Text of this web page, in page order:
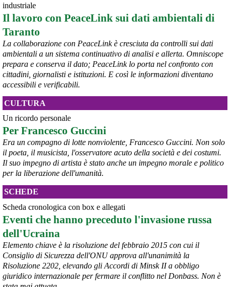
@peacelink - 10/8/2026 7:06
Da settimane l'Ucraina spinge i suoi raid sempre più lontano oltre il
fronte, e non si affida più soltanto ai droni. A entrare in azione sono
ormai anche i nuovi missili FP-5 Flamingo, come confermato dallo
stesso presidente Volodymyr Zelensky: ordigni capaci di
raggiungere bersagli fino a 3mila chilometri di distanza, volando a
bassa quota, tra i 20 metri e i 10 chilometri d'altezza.
@peacelink - 9/8/2026 17:43
Il segretario dell'ONU Guterres ha condannato gli attacchi russi
contro Kiev come "una violazione del diritto internazionale
umanitario", definendo il 4 agosto la "giornata più letale" per i civili
ucraini dall'inizio dell'anno, con 17 morti e oltre 44 feriti in un solo
attacco .
Nei primi 6 mesi del 2026, l'ONU ha confermato quasi 1.400 civili
ucraini uccisi e quasi 8.000 feriti a causa degli attacchi russi , un
aumento del 37% rispetto allo stesso periodo del 2025
#Ucraina #ONU
industriale
Il lavoro con PeaceLink sui dati ambientali di
Taranto
La collaborazione con PeaceLink è cresciuta da controlli sui dati
ambientali a un sistema continuativo di analisi e allerta. Omniscope
prepara e conserva il dato; PeaceLink lo porta nel confronto con
cittadini, giornalisti e istituzioni. E così le informazioni diventano
accessibili e verificabili.
CULTURA
Un ricordo personale
Per Francesco Guccini
Era un compagno di lotte nonviolente, Francesco Guccini. Non solo
il poeta, il musicista, l'osservatore acuto della società e dei costumi.
Il suo impegno di artista è stato anche un impegno morale e politico
per la liberazione dell'umanità.
SCHEDE
Scheda cronologica con box e allegati
Eventi che hanno preceduto l'invasione russa
dell'Ucraina
Elemento chiave è la risoluzione del febbraio 2015 con cui il
Consiglio di Sicurezza dell'ONU approva all'unanimità la
Risoluzione 2202, elevando gli Accordi di Minsk II a obbligo
giuridico internazionale per fermare il conflitto nel Donbass. Non è